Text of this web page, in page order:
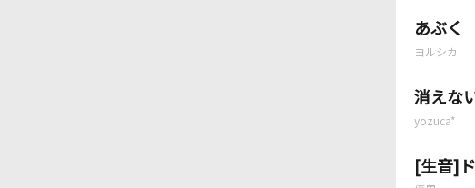
あぶく
ヨルシカ
消えな
yozuca*
[生音]